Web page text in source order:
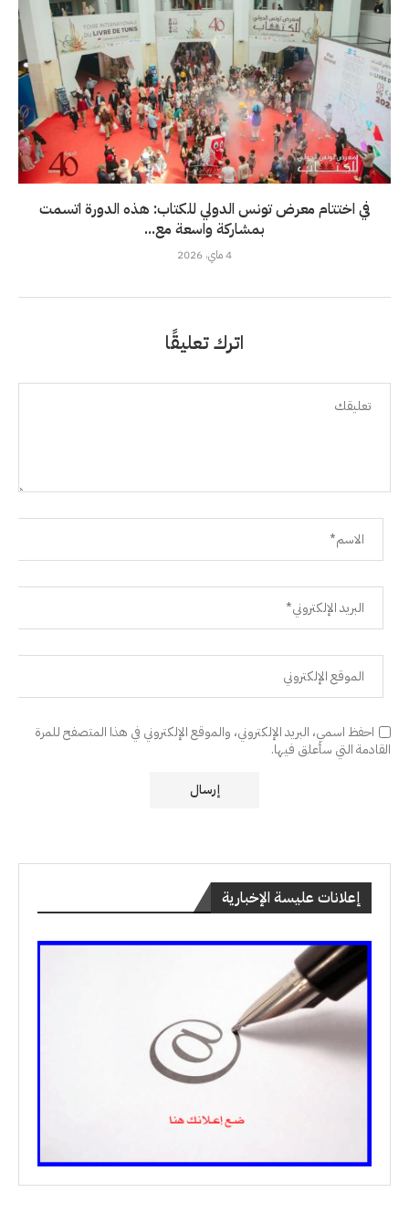
في اختتام معرض تونس الدولي للكتاب: هذه الدورة اتسمت
بمشاركة واسعة مع...
4 ماي، 2026
اترك تعليقًا
احفظ اسمي، البريد الإلكتروني، والموقع الإلكتروني في هذا المتصفح للمرة
القادمة التي سأعلق فيها.
إعلانات عليسة الإخبارية